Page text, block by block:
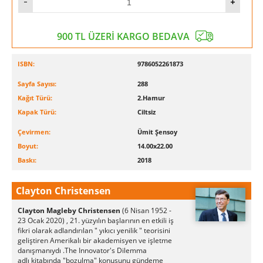
kurucu ortağıdır. 2011 ve 2013’te Thinkers50 tarafından
Saygılarımızla900 TL ÜZERİ KARGO BEDAVA
ISBN: 9786052261873
Sayfa Sayısı:
288
Kağıt Türü:
2.Hamur
Kapak Türü:
Ciltsiz
Çevirmen:
Ümit Şensoy
Boyut:
14.00x22.00
Baskı:
2018
Clayton Christensen
Clayton Magleby Christensen (6 Nisan 1952 -
23 Ocak 2020) , 21. yüzyılın başlarının en etkili iş
fikri olarak adlandırılan " yıkıcı yenilik " teorisini
geliştiren Amerikalı bir akademisyen ve işletme
danışmanıydı .The Innovator's Dilemma
adlı kitabında "bozulma" konusunu gündeme